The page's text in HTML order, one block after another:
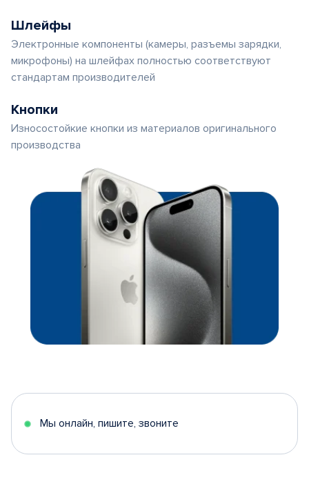
Шлейфы
Электронные компоненты (камеры, разъемы зарядки,
микрофоны) на шлейфах полностью соответствуют
стандартам производителей
Кнопки
Износостойкие кнопки из материалов оригинального
производства
Мы онлайн, пишите, звоните